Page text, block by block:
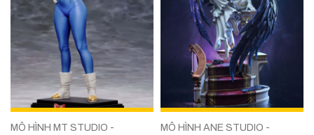
MÔ HÌNH MT STUDIO -
MÔ HÌNH ANE STUDIO -